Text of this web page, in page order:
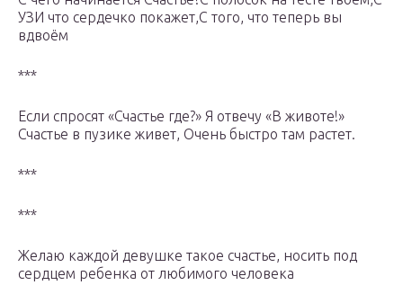
УЗИ что сердечко покажет,С того, что теперь вы
вдвоём
***
Если спросят «Счастье где?» Я отвечу «В животе!»
Счастье в пузике живет, Очень быстро там растет.
***
***
Желаю каждой девушке такое счастье, носить под
сердцем ребенка от любимого человека